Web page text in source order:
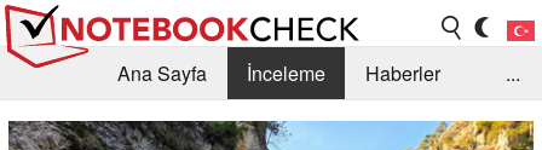
Ana Sayfa İnceleme
Haberler
Öneri /SSS
Kütüphane
Satın Alma Rehberi
...